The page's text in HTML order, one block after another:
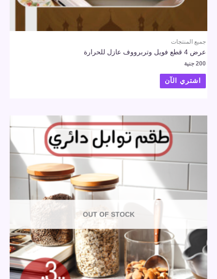
جميع المنتجات
عرض 4 قطع فويل وتربرووف عازل للحرارة
200 جنية
اشتري الآن
OUT OF STOCK